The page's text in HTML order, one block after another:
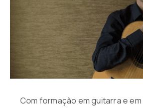
Com formação em guitarra e em